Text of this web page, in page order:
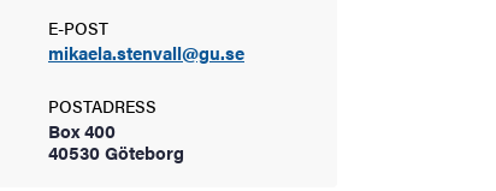
E-POST
mikaela.stenvall@gu.se
POSTADRESS
Box 400
40530 Göteborg